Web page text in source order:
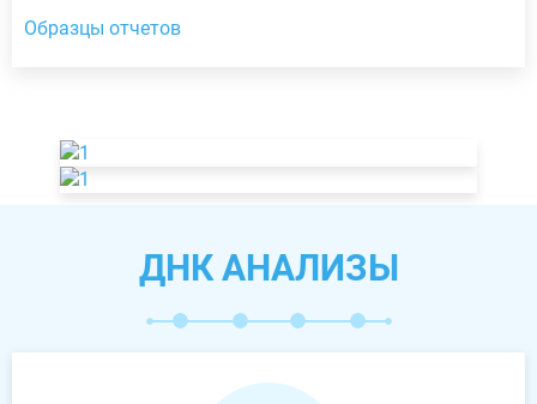
Образцы отчетов
ДНК АНАЛИЗЫ